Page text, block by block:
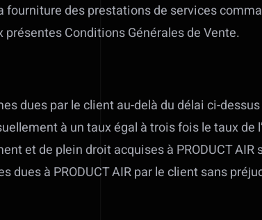
fourniture des prestations de services
Conditions Générales de Vente.
dues par le client au-delà du délai ci-
à un taux égal à trois fois le taux
et de plein droit acquises à PRODUCT
à PRODUCT AIR par le client sans